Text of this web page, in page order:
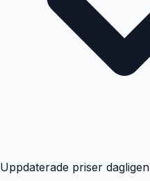
Uppdaterade priser dagligen